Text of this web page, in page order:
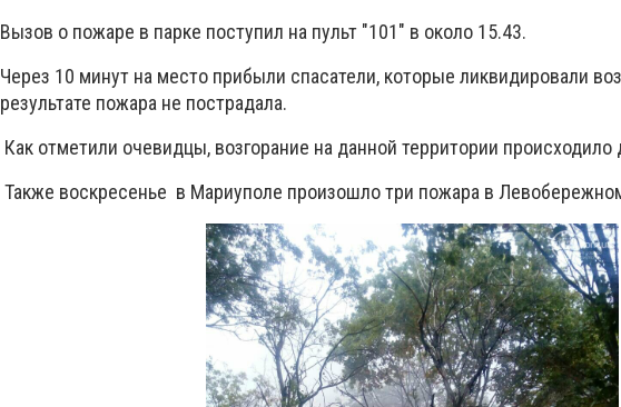
Вызов о пожаре в парке поступил на пульт "101" в около 15.43.
Через 10 минут на место прибыли спасатели, которые ликвидировали
результате пожара не пострадала.
Как отметили очевидцы, возгорание на данной территории
Также воскресенье в Мариуполе произошло три пожара в